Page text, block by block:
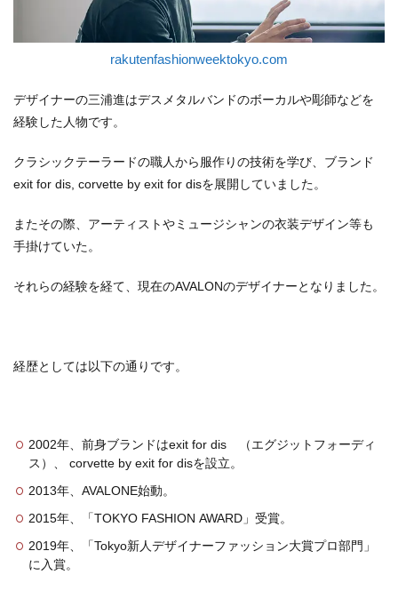
rakutenfashionweektokyo.com
デザイナーの三浦進はデスメタルバンドのボーカルや彫師などを
経験した人物です。
クラシックテーラードの職人から服作りの技術を学び、ブランド
exit for dis, corvette by exit for disを展開していました。
またその際、アーティストやミュージシャンの衣装デザイン等も
手掛けていた。
それらの経験を経て、現在のAVALONのデザイナーとなりました。
経歴としては以下の通りです。
2002年、前身ブランドはexit for dis （エグジットフォーディ
ス）、 corvette by exit for disを設立。
2013年、AVALONE始動。
2015年、「TOKYO FASHION AWARD」受賞。
2019年、「Tokyo新人デザイナーファッション大賞プロ部門」
に入賞。